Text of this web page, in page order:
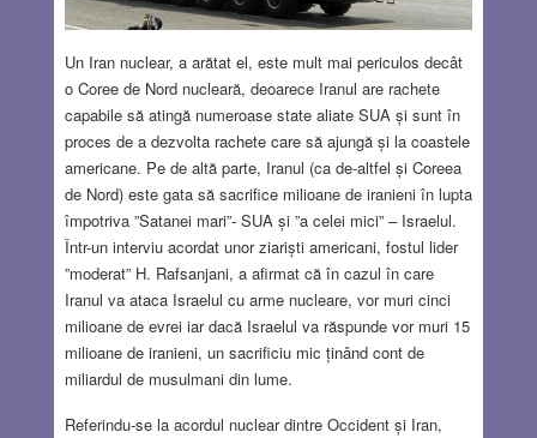
Un Iran nuclear, a arătat el, este mult mai periculos decât
o Coree de Nord nucleară, deoarece Iranul are rachete
capabile să atingă numeroase state aliate SUA și sunt în
proces de a dezvolta rachete care să ajungă și la coastele
americane. Pe de altă parte, Iranul (ca de-altfel și Coreea
de Nord) este gata să sacrifice milioane de iranieni în lupta
împotriva ”Satanei mari”- SUA și ”a celei mici” – Israelul.
Într-un interviu acordat unor ziariști americani, fostul lider
”moderat” H. Rafsanjani, a afirmat că în cazul în care
Iranul va ataca Israelul cu arme nucleare, vor muri cinci
milioane de evrei iar dacă Israelul va răspunde vor muri 15
milioane de iranieni, un sacrificiu mic ținând cont de
miliardul de musulmani din lume.
Referindu-se la acordul nuclear dintre Occident și Iran,